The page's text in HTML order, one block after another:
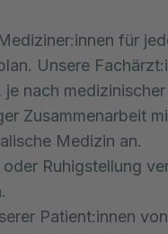
für
Unsere
nach
Zusammenarbeit
Medizin an.
Ruhigstellung
Patient:innen